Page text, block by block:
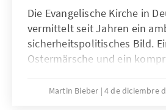
Die Evangelische Kirche in
vermittelt seit Jahren ein
sicherheitspolitisches Bild.
Ostermärsche und ein
Kirchenmitglieder.
Martin Bieber 4 de diciembre